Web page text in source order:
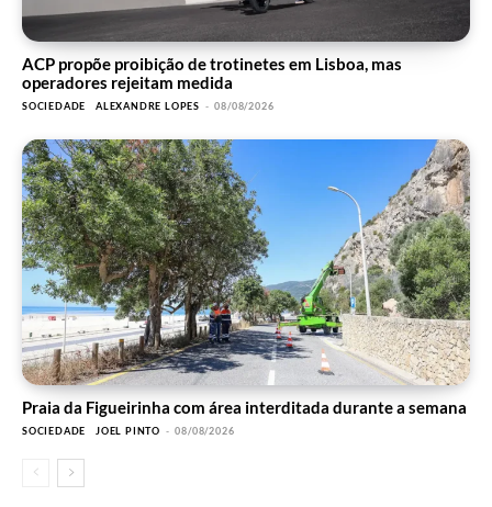
ACP propõe proibição de trotinetes em Lisboa, mas
operadores rejeitam medida
SOCIEDADE ALEXANDRE LOPES - 08/08/2026
Praia da Figueirinha com área interditada durante a semana
SOCIEDADE JOEL PINTO - 08/08/2026